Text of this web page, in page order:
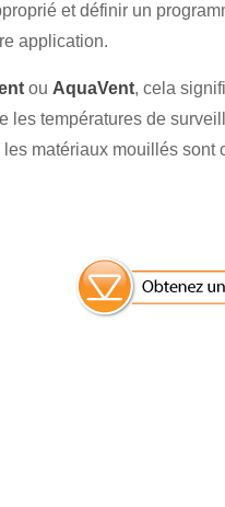
et définir un
application.
ou AquaVent, cela
les températures de
matériaux mouillés